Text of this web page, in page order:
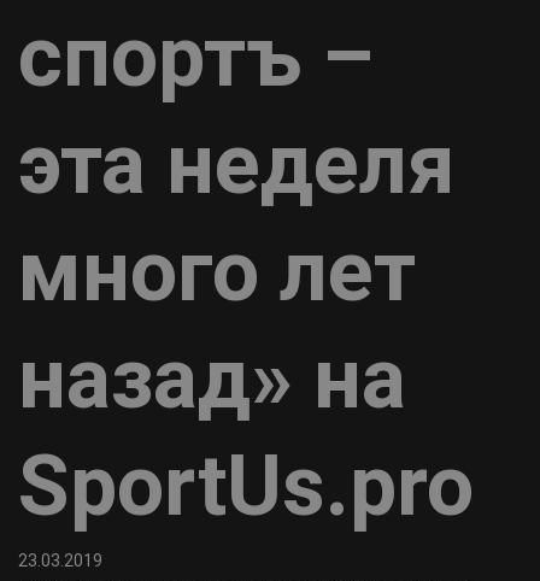
спортъ –
эта неделя
много лет
назад» на
SportUs.pro
23.03.2019